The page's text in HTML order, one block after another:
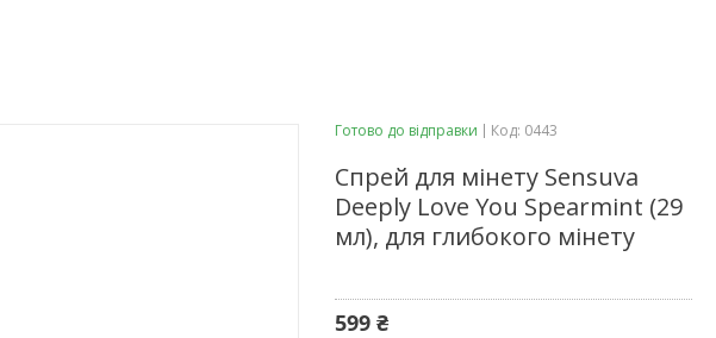
Готово до відправки Код: 0443
Спрей для мінету Sensuva
Deeply Love You Spearmint (29
мл), для глибокого мінету
599 ₴